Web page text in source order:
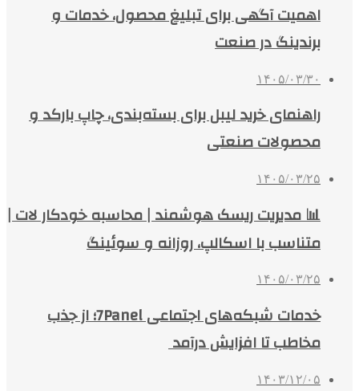
اهمیت آگهی برای تبلیغ محصول، خدمات و
برندینگ در صنعت
۱۴۰۵/۰۳/۳۰
راهنمای خرید لیبل برای بسته‌بندی، چاپ بارکد و
محصولات صنعتی
۱۴۰۵/۰۳/۲۵
📊 مدیریت ریسک هوشمند | محاسبه خودکار لات |
متناسب با اسکالپ، روزانه و سوئینگ
۱۴۰۵/۰۳/۲۵
خدمات شبکه‌های اجتماعی 7Panel؛ از جذب
مخاطب تا افزایش درآمد
۱۴۰۳/۱۲/۰۵